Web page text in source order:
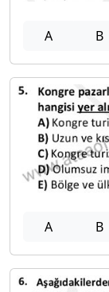
A B
A B